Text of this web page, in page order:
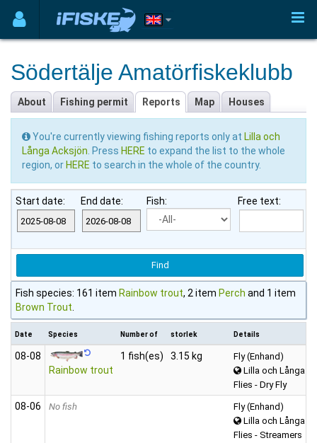
Södertälje Amatörfiskeklubb
About Fishing permit Reports Map Houses
You're currently viewing fishing reports only at Lilla och
Långa Acksjön . Press HERE to expand the list to the whole
region, or HERE to search in the whole of the country.
Start date: End date: Fish: Free text:
Fish species: 161 item Rainbow trout, 2 item Perch and 1 item
Brown Trout
Date Species Number of storlek Details
08‑08
Rainbow trout
1 fish(es) 3.15 kg
Fly (Enhand)
Lilla och Långa
Flies - Dry Fly
08‑06 No fish
Fly (Enhand)
Lilla och Långa
Flies - Streamers